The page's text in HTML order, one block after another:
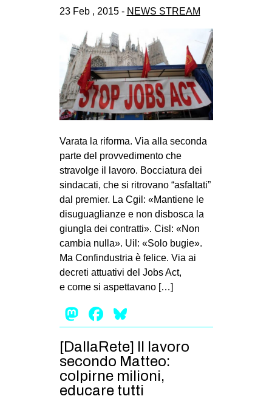
23 Feb , 2015 - NEWS STREAM
Varata la riforma. Via alla seconda
parte del provvedimento che
stravolge il lavoro. Bocciatura dei
sindacati, che si ritrovano “asfaltati”
dal premier. La Cgil: «Mantiene le
disuguaglianze e non disbosca la
giungla dei contratti». Cisl: «Non
cambia nulla». Uil: «Solo bugie».
Ma Confindustria è felice. Via ai
decreti attua­tivi del Jobs Act,
e come si aspet­ta­vano […]
Mastodon
Facebook
[DallaRete] Il lavoro
secondo Matteo:
colpirne milioni,
educare tutti